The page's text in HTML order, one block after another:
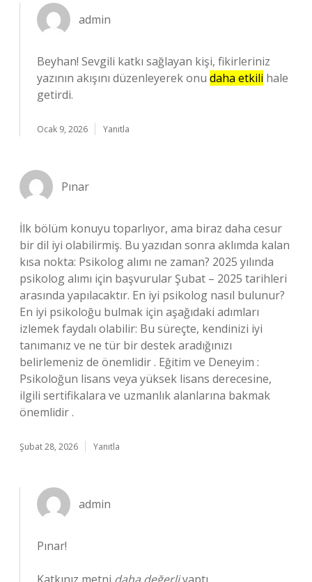
admin
Beyhan! Sevgili katkı sağlayan kişi, fikirleriniz
yazının akışını düzenleyerek onu daha etkili hale
getirdi.
Ocak 9, 2026 Yanıtla
Pınar
İlk bölüm konuyu toparlıyor, ama biraz daha cesur
bir dil iyi olabilirmiş. Bu yazıdan sonra aklımda kalan
kısa nokta: Psikolog alımı ne zaman? 2025 yılında
psikolog alımı için başvurular Şubat – 2025 tarihleri
arasında yapılacaktır. En iyi psikolog nasıl bulunur?
En iyi psikoloğu bulmak için aşağıdaki adımları
izlemek faydalı olabilir: Bu süreçte, kendinizi iyi
tanımanız ve ne tür bir destek aradığınızı
belirlemeniz de önemlidir . Eğitim ve Deneyim :
Psikoloğun lisans veya yüksek lisans derecesine,
ilgili sertifikalara ve uzmanlık alanlarına bakmak
önemlidir .
Şubat 28, 2026 Yanıtla
admin
Pınar!